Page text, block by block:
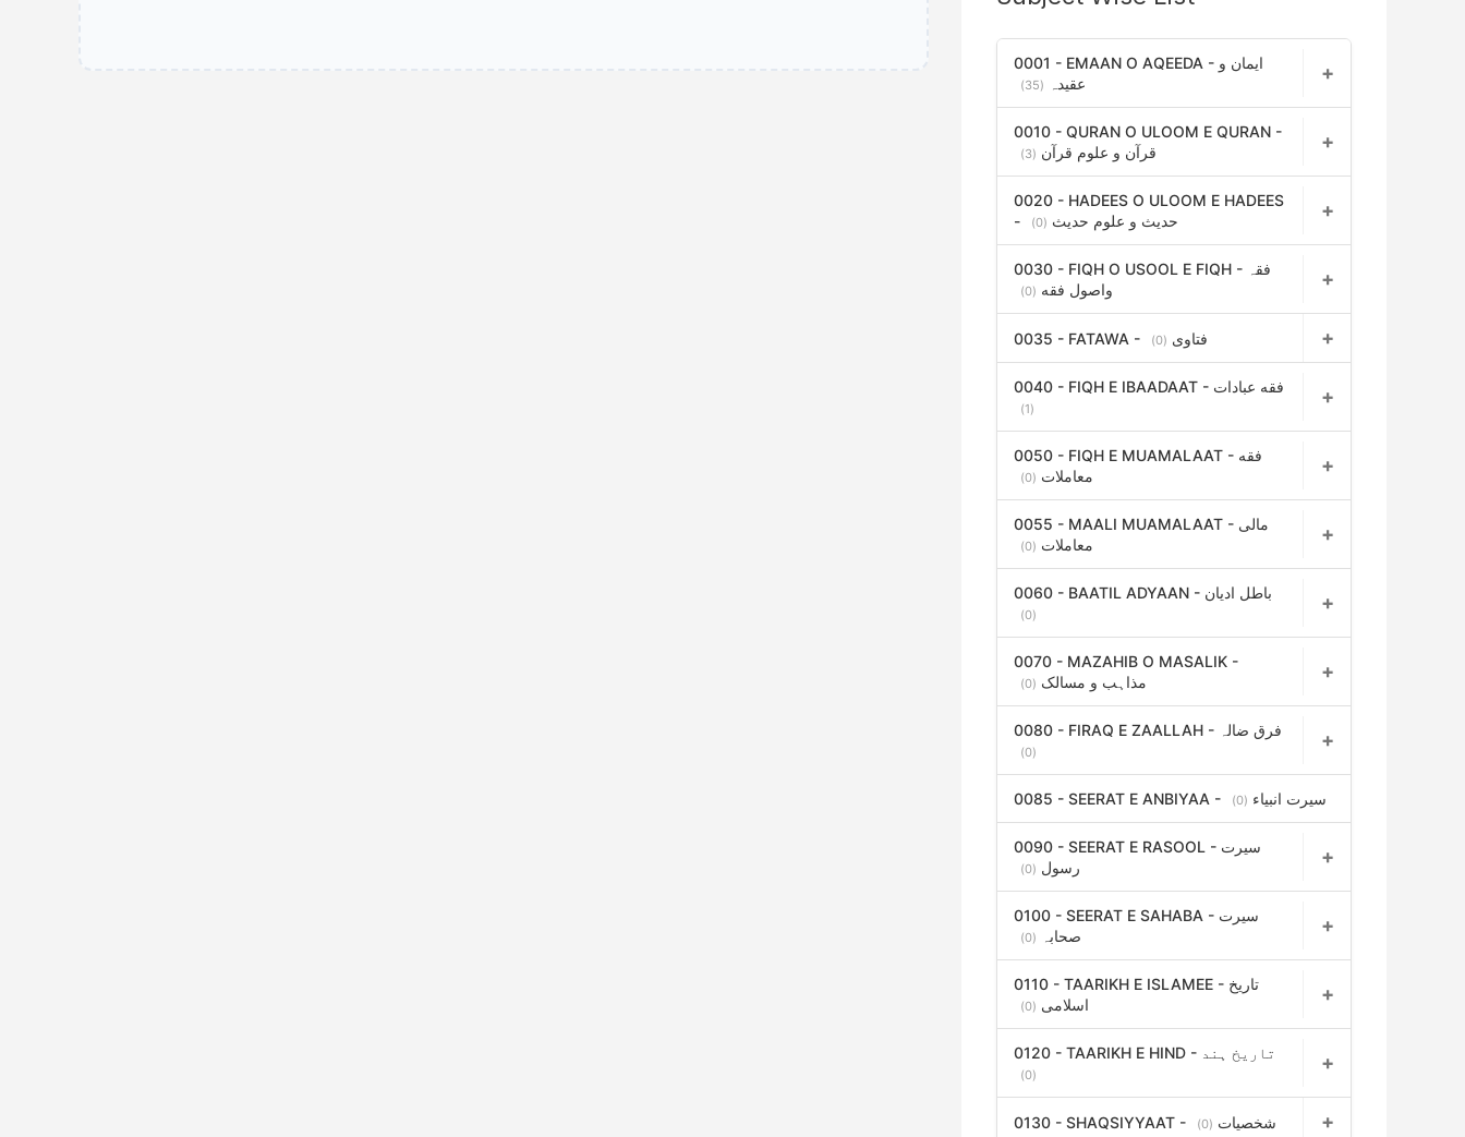
0001 - EMAAN O AQEEDA - ایمان و
عقیدہ
(35)
0010 - QURAN O ULOOM E QURAN -
قرآن و علوم قرآن (3)
0020 - HADEES O ULOOM E HADEES
- حدیث و علوم حدیث (0)
0030 - FIQH O USOOL E FIQH - فقہ
واصول فقه (0)
0035 - FATAWA - فتاوی (0)
0040 - FIQH E IBAADAAT - فقه عبادات
(1)
0050 - FIQH E MUAMALAAT - فقه
معاملات (0)
0055 - MAALI MUAMALAAT - مالی
معاملات (0)
0060 - BAATIL ADYAAN - باطل ادیان
(0)
0070 - MAZAHIB O MASALIK -
مذاہب و مسالک (0)
0080 - FIRAQ E ZAALLAH - فرق ضالہ
(0)
0085 - SEERAT E ANBIYAA - سیرت انبیاء (0)
0090 - SEERAT E RASOOL - سیرت
رسول (0)
0100 - SEERAT E SAHABA - سیرت
صحابہ
(0)
0110 - TAARIKH E ISLAMEE - تاریخ
اسلامی (0)
0120 - TAARIKH E HIND - تاریخ ہند
(0)
0130 - SHAQSIYYAAT - شخصیات (0)